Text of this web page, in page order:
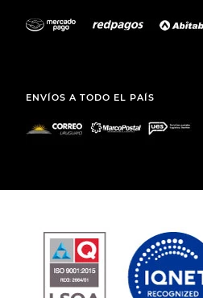
ENVÍOS A TODO EL PAÍS